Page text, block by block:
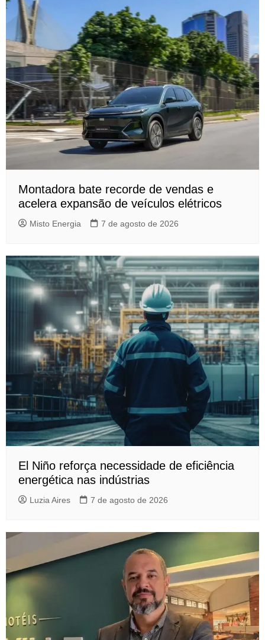
Montadora bate recorde de vendas e
acelera expansão de veículos elétricos
Misto Energia 7 de agosto de 2026
El Niño reforça necessidade de eficiência
energética nas indústrias
Luzia Aires 7 de agosto de 2026